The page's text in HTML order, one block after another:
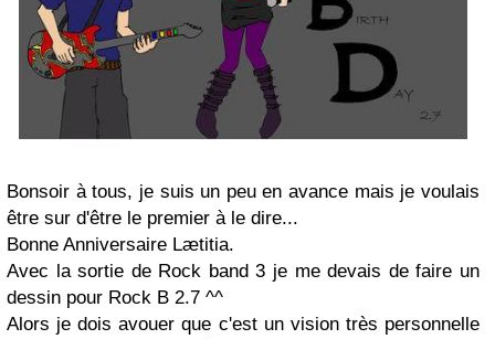
Bonsoir à tous, je suis un peu en avance mais je voulais
être sur d'être le premier à le dire...
Bonne Anniversaire Lætitia.
Avec la sortie de Rock band 3 je me devais de faire un
dessin pour Rock B 2.7 ^^
Alors je dois avouer que c'est un vision très personnelle